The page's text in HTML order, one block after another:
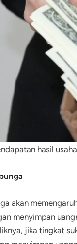
hasil
akan
menyimpan
jika tingkat